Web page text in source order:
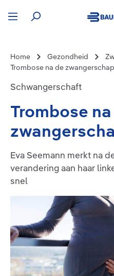
Home Gezondheid
Trombose na de zwangerschap
Schwangerschaft
Trombose
Eva Seemann merkt na
verandering aan haar
snel